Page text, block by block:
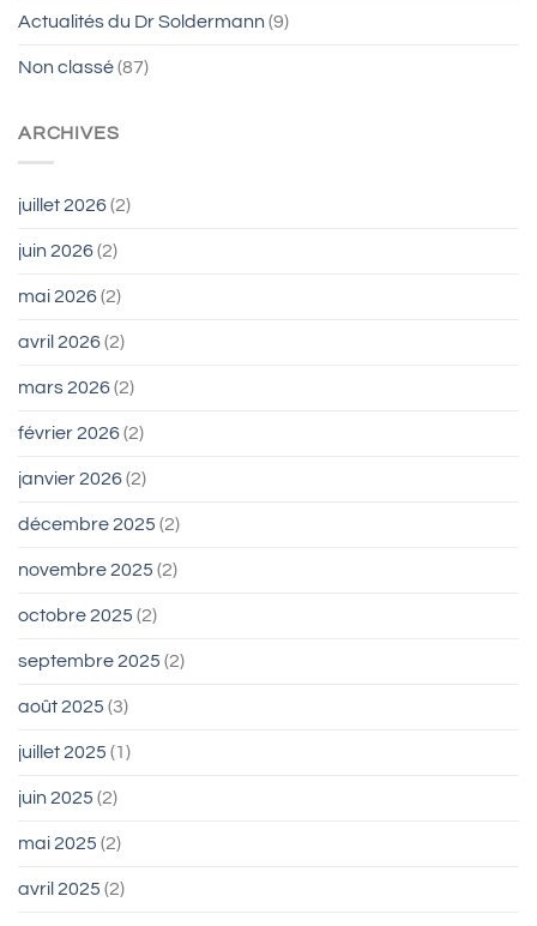
Actualités du Dr Soldermann (9)
Non classé(87)
ARCHIVES
juillet 2026(2)
juin 2026(2)
mai 2026(2)
avril 2026(2)
mars 2026(2)
février 2026(2)
janvier 2026(2)
décembre 2025 (2)
novembre 2025 (2)
octobre 2025 (2)
septembre 2025 (2)
août 2025 (3)
juillet 2025 (1)
juin 2025 (2)
mai 2025 (2)
avril 2025 (2)